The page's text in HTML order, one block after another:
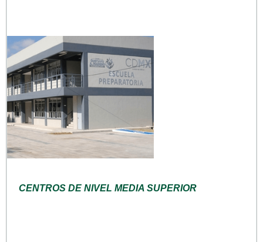
CENTROS DE NIVEL MEDIA SUPERIOR